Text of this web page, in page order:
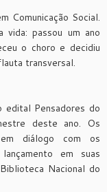
Comunicação Social.
passou um ano
o choro e decidiu
transversal.
edital Pensadores do
deste ano. Os
diálogo com os
em suas
Nacional do